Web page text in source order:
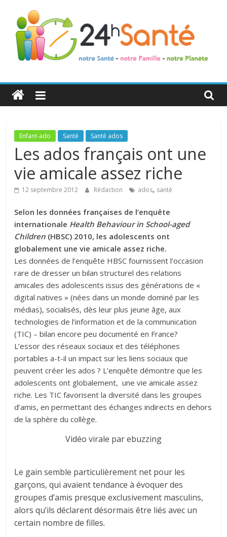
24h
Santé
La
santé
toute
famille
Enfant-ado Santé Santé ados
Les ados français ont une
vie amicale assez riche
12 septembre 2012 Rédaction ados, santé
Selon les données françaises de l’enquête
internationale Health Behaviour in School-aged
Children (HBSC) 2010, les adolescents ont
globalement une vie amicale assez riche.
Les données de l’enquête HBSC fournissent l’occasion
rare de dresser un bilan structurel des relations
amicales des adolescents issus des générations de «
digital natives » (nées dans un monde dominé par les
médias), socialisés, dès leur plus jeune âge, aux
technologies de l’information et de la communication
(TIC) – bilan encore peu documenté en France?
L’essor des réseaux sociaux et des téléphones
portables a-t-il un impact sur les liens sociaux que
peuvent créer les ados ? L’enquête démontre que les
adolescents ont globalement, une vie amicale assez
riche. Les TIC favorisent la diversité dans les groupes
d’amis, en permettant des échanges indirects en dehors
de la sphère du collège.
Vidéo virale par ebuzzing
Le gain semble particulièrement net pour les
garçons, qui avaient tendance à évoquer des
groupes d’amis presque exclusivement masculins,
alors qu’ils déclarent désormais être liés avec un
certain nombre de filles.